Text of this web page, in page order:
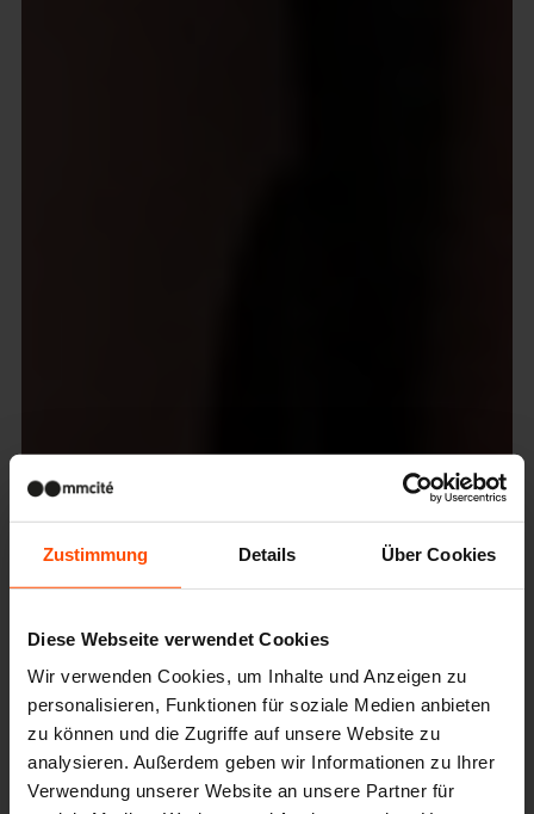
Zustimmung Details Über Cookies
Diese Webseite verwendet Cookies
Wir verwenden Cookies, um Inhalte und Anzeigen zu
personalisieren, Funktionen für soziale Medien anbieten
zu können und die Zugriffe auf unsere Website zu
analysieren. Außerdem geben wir Informationen zu Ihrer
Verwendung unserer Website an unsere Partner für